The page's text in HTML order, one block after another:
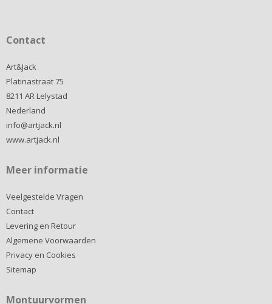
Contact
Art&Jack
Platinastraat 75
8211 AR Lelystad
Nederland
info@artjack.nl
www.artjack.nl
Meer informatie
Veelgestelde Vragen
Contact
Levering en Retour
Algemene Voorwaarden
Privacy en Cookies
Sitemap
Montuurvormen